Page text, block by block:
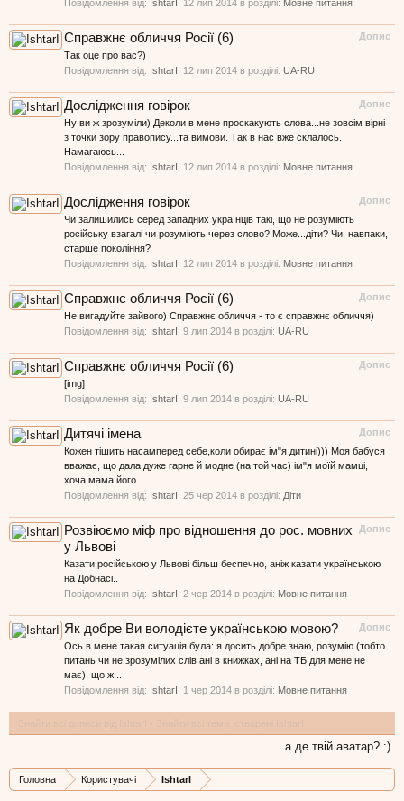
Повідомлення від: IshtarI 12 лип 2014 в розділі: Мовне питання
Допис
Справжнє обличчя Росії (6)
Так оце про вас?)
Повідомлення від: IshtarI 12 лип 2014 в розділі: UA-RU
Допис
Дослідження говірок
Ну ви ж зрозуміли) Деколи в мене проскакують слова...не зовсім вірні
з точки зору правопису...та вимови. Так в нас вже склалось.
Намагаюсь...
Повідомлення від: IshtarI 12 лип 2014 в розділі: Мовне питання
Допис
Дослідження говірок
Чи залишились серед западних українців такі, що не розуміють
російську взагалі чи розуміють через слово? Може...діти? Чи, навпаки,
старше покоління?
Повідомлення від: IshtarI 12 лип 2014 в розділі: Мовне питання
Допис
Справжнє обличчя Росії (6)
Не вигадуйте зайвого) Справжнє обличчя - то є справжнє обличчя)
Повідомлення від: IshtarI 9 лип 2014 в розділі: UA-RU
Допис
Справжнє обличчя Росії (6)
[img]
Повідомлення від: IshtarI 9 лип 2014 в розділі: UA-RU
Допис
Дитячі імена
Кожен тішить насамперед себе,коли обирає ім"я дитині))) Моя бабуся
вважає, що дала дуже гарне й модне (на той час) ім"я моїй мамці,
хоча мама його...
Повідомлення від: IshtarI 25 чер 2014 в розділі: Діти
Допис
Розвіюємо міф про відношення до рос. мовних
у Львові
Казати російською у Львові більш беспечно, аніж казати українською
на Добнасі..
Повідомлення від: IshtarI 2 чер 2014 в розділі: Мовне питання
Допис
Як добре Ви володієте українською мовою?
Ось в мене такая ситуація була: я досить добре знаю, розумію (тобто
питань чи не зрозумілих слів ані в книжках, ані на ТБ для мене не
має), що ж...
Повідомлення від: IshtarI 1 чер 2014 в розділі: Мовне питання
а де твій аватар? :)
Головна Користувачі IshtarI